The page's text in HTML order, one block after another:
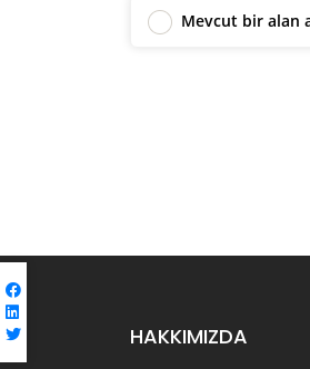
Mevcut bir alan
HAKKIMIZDA